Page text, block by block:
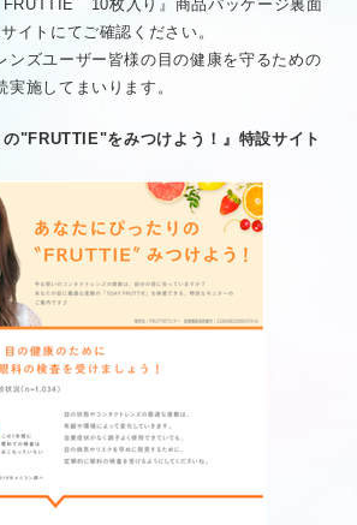
10枚入り』商品パッケージ裏面
イトにてご確認ください。
ンズユーザー皆様の目の健康を守るための
施してまいります。
"FRUTTIE"をみつけよう！』特設サイト